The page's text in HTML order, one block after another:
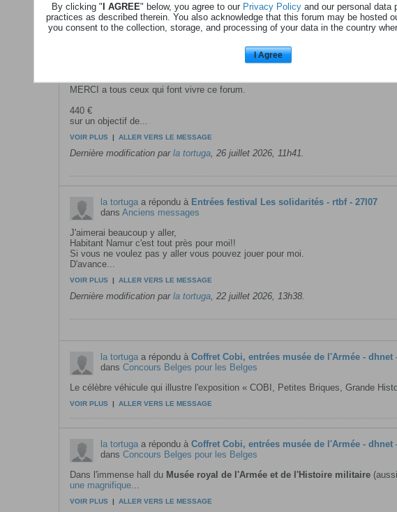
MERCI a tous ceux qui font vivre ce forum.
440 €
sur un objectif de...
VOIR PLUS | ALLER VERS LE MESSAGE
Dernière modification par la tortuga, 26 juillet 2026, 11h41.
la tortugaa répondu à Entrées festival Les solidarités - rtbf - 27l07
dans Anciens messages
J'aimerai beaucoup y aller,
Habitant Namur c'est tout près pour moi!!
Si vous ne voulez pas y aller vous pouvez jouer pour moi.
D'avance...
VOIR PLUS | ALLER VERS LE MESSAGE
Dernière modification par la tortuga, 22 juillet 2026, 13h38.
la tortugaa répondu à Coffret Cobi, entrées musée de l'Armée - dhnet
dans Concours Belges pour les Belges
Le célèbre véhicule qui illustre l'exposition « COBI, Petites Briques, Grande
VOIR PLUS ALLER VERS LE MESSAGE
la tortugaa répondu à Coffret Cobi, entrées musée de l'Armée - dhnet
dans Concours Belges pour les Belges
Dans l'immense hall du Musée royal de l'Armée et de l'Histoire militaire
une magnifique...
VOIR PLUS ALLER VERS LE MESSAGE
By clicking "I AGREE" below, you agree to our Privacy Policyand our personal data
practices as described therein. You also acknowledge that this forum may be hosted
you consent to the collection, storage, and processing of your data in the country
I Agree